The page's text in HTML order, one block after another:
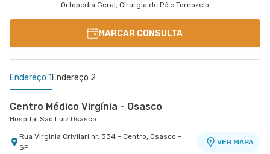
Ortopedia Geral, Cirurgia de Pé e Tornozelo
MARCAR CONSULTA
Endereço 1 Endereço 2
Centro Médico Virgínia - Osasco
Hospital São Luiz Osasco
Rua Virginia Crivilari nr. 334 - Centro, Osasco -
SP
VER MAPA